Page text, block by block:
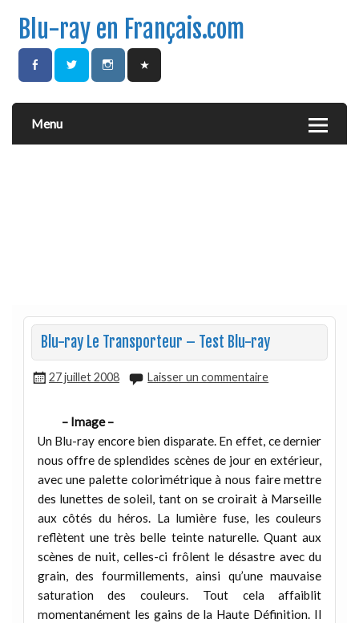
Blu-ray en Français.com
Menu
Blu-ray Le Transporteur – Test Blu-ray
27 juillet 2008 Laisser un commentaire
– Image –
Un Blu-ray encore bien disparate. En effet, ce dernier
nous offre de splendides scènes de jour en extérieur,
avec une palette colorimétrique à nous faire mettre
des lunettes de soleil, tant on se croirait à Marseille
aux côtés du héros. La lumière fuse, les couleurs
reflètent une très belle teinte naturelle. Quant aux
scènes de nuit, celles-ci frôlent le désastre avec du
grain, des fourmillements, ainsi qu’une mauvaise
saturation des couleurs. Tout cela affaiblit
momentanément les gains de la Haute Définition. Il